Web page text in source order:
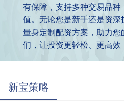
有保障，支持多种交易品
值。无论您是新手还是资
量身定制配资方案，助力
们，让投资更轻松、更高效
新宝策略